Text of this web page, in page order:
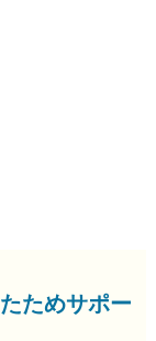
ためサポー